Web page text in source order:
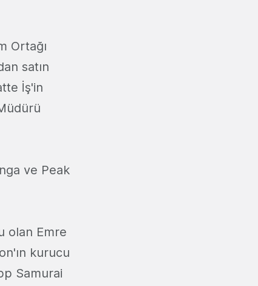
Ortağı
satın
İş'in
ve Peak
olan Emre
kurucu
Samurai